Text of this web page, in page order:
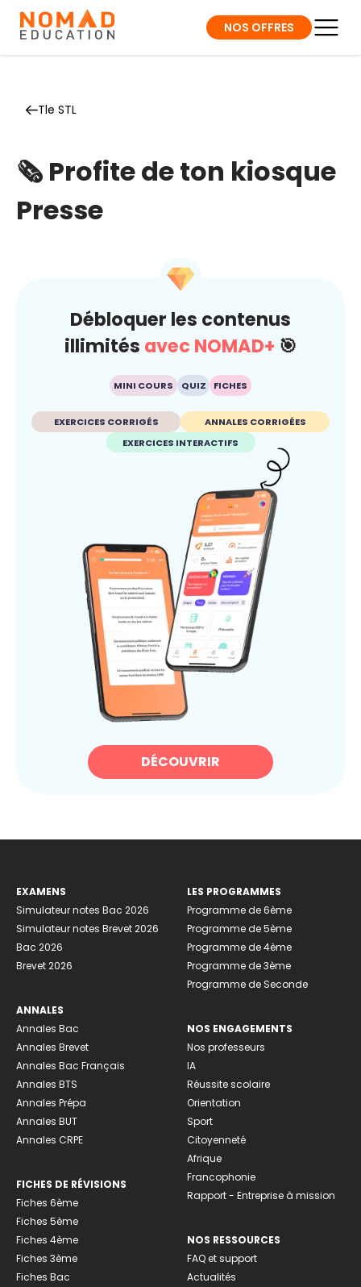
NOS OFFRES
Tle STL
🗞️ Profite de ton kiosque
Presse
Débloquer les contenus
illimités avec NOMAD+ 🎯
MINI COURS QUIZ FICHES
EXERCICES CORRIGÉS
ANNALES CORRIGÉES
EXERCICES INTERACTIFS
DÉCOUVRIR
EXAMENS
Simulateur notes Bac 2026
Simulateur notes Brevet 2026
Bac 2026
Brevet 2026
ANNALES
Annales Bac
Annales Brevet
Annales Bac Français
Annales BTS
Annales Prépa
Annales BUT
Annales CRPE
FICHES DE RÉVISIONS
Fiches 6ème
Fiches 5ème
Fiches 4ème
Fiches 3ème
Fiches Bac
LES PROGRAMMES
Programme de 6ème
Programme de 5ème
Programme de 4ème
Programme de 3ème
Programme de Seconde
NOS ENGAGEMENTS
Nos professeurs
IA
Réussite scolaire
Orientation
Sport
Citoyenneté
Afrique
Francophonie
Rapport - Entreprise à mission
NOS RESSOURCES
FAQ et support
Actualités